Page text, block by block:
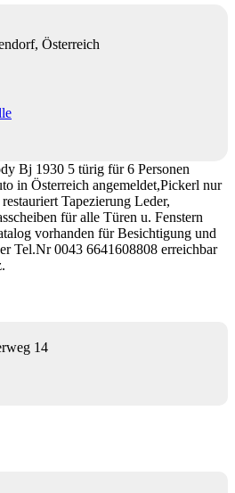
Österreich
Bj 1930 5 türig für 6 Personen
in Österreich angemeldet,Pickerl nur
Tapezierung Leder,
für alle Türen u. Fenstern
vorhanden für Besichtigung und
Tel.Nr 0043 6641608808 erreichbar
14